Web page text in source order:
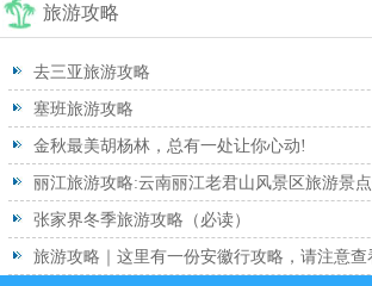
旅游攻略
去三亚旅游攻略
塞班旅游攻略
金秋最美胡杨林，总有一处让你心动!
丽江旅游攻略:云南丽江老君山风景区旅游景
张家界冬季旅游攻略（必读）
旅游攻略｜这里有一份安徽行攻略，请注意查